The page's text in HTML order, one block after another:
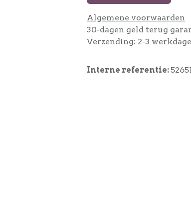
Algemene voorwaarden
30-dagen geld terug
Verzending: 2-3
Interne referentie: